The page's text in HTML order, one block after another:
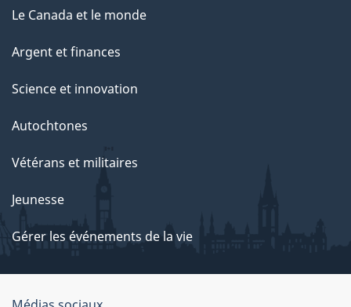
Le Canada et le monde
Argent et finances
Science et innovation
Autochtones
Vétérans et militaires
Jeunesse
Gérer les événements de la vie